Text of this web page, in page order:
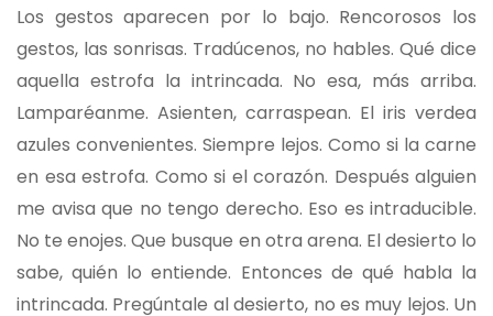
Los gestos aparecen por lo bajo. Rencorosos los
gestos, las sonrisas. Tradúcenos, no hables. Qué dice
aquella estrofa la intrincada. No esa, más arriba.
Lamparéanme. Asienten, carraspean. El iris verdea
azules convenientes. Siempre lejos. Como si la carne
en esa estrofa. Como si el corazón. Después alguien
me avisa que no tengo derecho. Eso es intraducible.
No te enojes. Que busque en otra arena. El desierto lo
sabe, quién lo entiende. Entonces de qué habla la
intrincada. Pregúntale al desierto, no es muy lejos. Un